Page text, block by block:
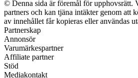
© Denna sida är föremål för upphovsrätt.
partners och kan tjäna intäkter genom att
av innehållet får kopieras eller användas
Partnerskap
Annonsör
Varumärkespartner
Affiliate partner
Stöd
Mediakontakt